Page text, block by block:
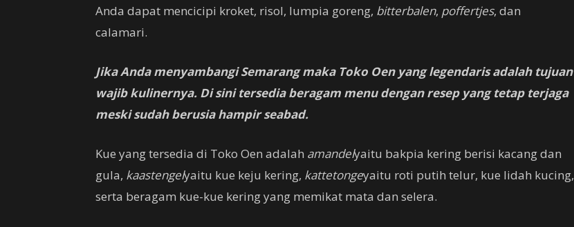
Anda dapat mencicipi kroket, risol, lumpia goreng, bitterbalen, poffertjes, dan
calamari.
Jika Anda menyambangi Semarang maka Toko Oen yang legendaris adalah tujuan
wajib kulinernya. Di sini tersedia beragam menu dengan resep yang tetap terjaga
meski sudah berusia hampir seabad.
Kue yang tersedia di Toko Oen adalah amandelyaitu bakpia kering berisi kacang dan
gula, kaastengelyaitu kue keju kering, kattetongeyaitu roti putih telur, kue lidah kucing,
serta beragam kue-kue kering yang memikat mata dan selera.